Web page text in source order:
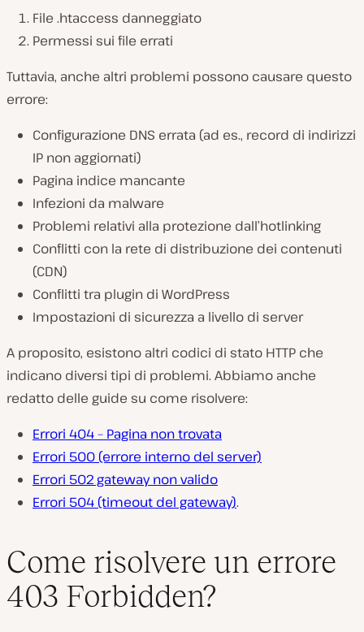
c
i
v
d
e
File .htaccess danneggiato
Permessi sui file errati
Tuttavia, anche altri problemi possono causare questo
errore:
Configurazione DNS errata (ad es., record di indirizzi
IP non aggiornati)
Pagina indice mancante
Infezioni da malware
Problemi relativi alla protezione dall’hotlinking
Conflitti con la rete di distribuzione dei contenuti
(CDN)
Conflitti tra plugin di WordPress
Impostazioni di sicurezza a livello di server
A proposito, esistono altri codici di stato HTTP che
indicano diversi tipi di problemi. Abbiamo anche
redatto delle guide su come risolvere:
Errori 404 – Pagina non trovata
Errori 500 (errore interno del server)
Errori 502 gateway non valido
Errori 504 (timeout del gateway).
Come risolvere un errore
403 Forbidden?